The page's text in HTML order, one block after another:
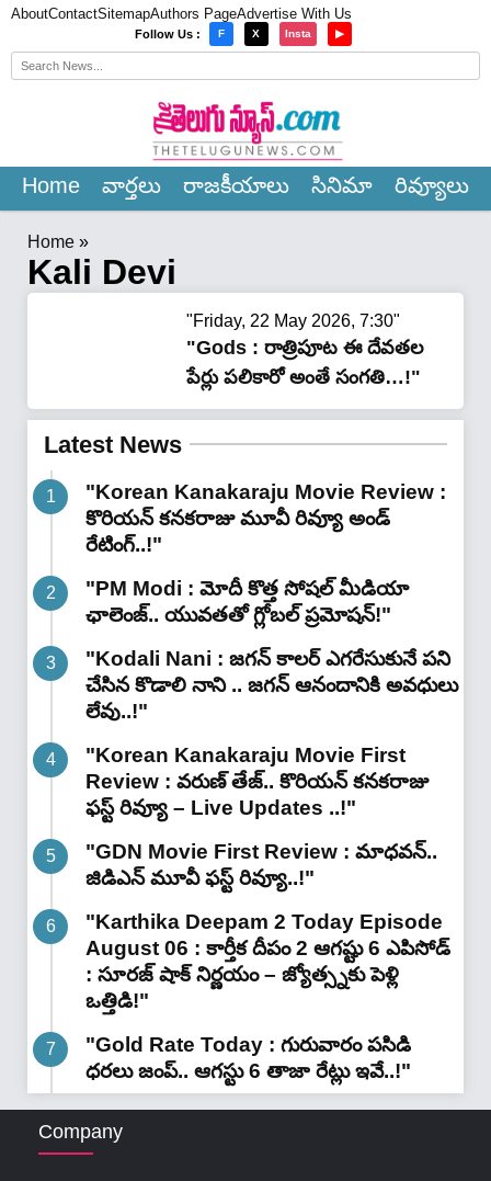
AboutContactSitemapAuthors PageAdvertise With Us
Follow Us : F X Insta ▶
Home వార్త‌లు రాజ‌కీయాలు సినిమా రివ్యూలు
Home »
Kali Devi
"Friday, 22 May 2026, 7:30"
"Gods : రాత్రిపూట ఈ దేవతల
పేర్లు ప‌లికారో అంతే సంగ‌తి…!"
Latest News
"Korean Kanakaraju Movie Review :
కొరియన్ కనకరాజు మూవీ రివ్యూ అండ్
రేటింగ్‌..!"
"PM Modi : మోదీ కొత్త సోషల్ మీడియా
ఛాలెంజ్.. యువతతో గ్లోబల్ ప్రమోషన్!"
"Kodali Nani : జగన్ కాలర్ ఎగరేసుకునే పని
చేసిన కొడాలి నాని .. జగన్ ఆనందానికి అవధులు
లేవు..!"
"Korean Kanakaraju Movie First
Review : వరుణ్ తేజ్.. కొరియన్ కనకరాజు
ఫస్ట్ రివ్యూ – Live Updates ..!"
"GDN Movie First Review : మాధవన్..
జిడిఎన్ మూవీ ఫ‌స్ట్ రివ్యూ..!"
"Karthika Deepam 2 Today Episode
August 06 : కార్తీక దీపం 2 ఆగష్టు 6 ఎపిసోడ్
: సూరజ్ షాక్ నిర్ణయం – జ్యోత్స్నకు పెళ్లి
ఒత్తిడి!"
"Gold Rate Today : గురువారం పసిడి
ధరలు జంప్.. ఆగస్టు 6 తాజా రేట్లు ఇవే..!"
Company